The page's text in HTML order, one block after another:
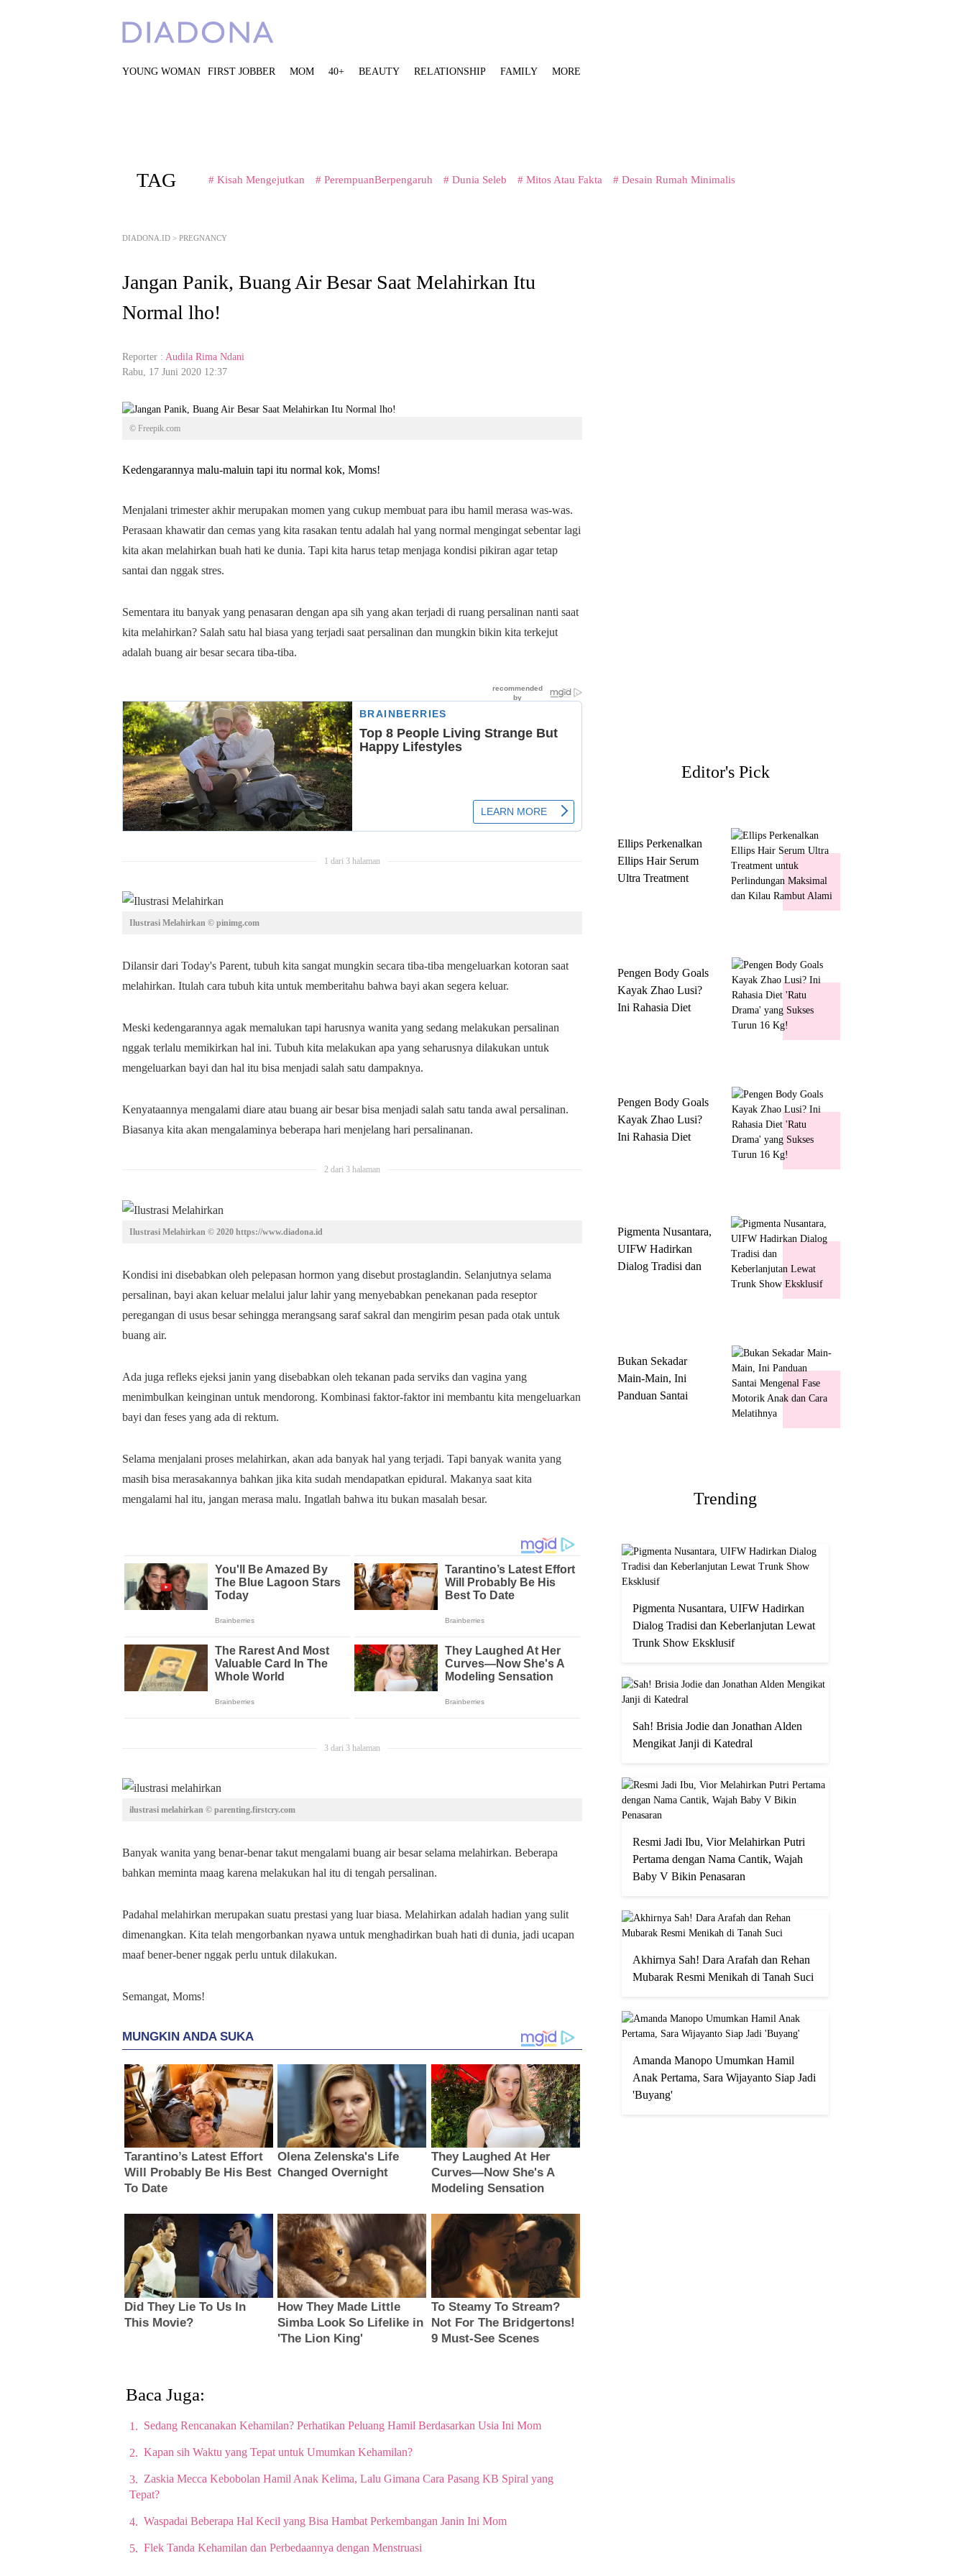
YOUNG WOMAN FIRST JOBBER MOM 40+ BEAUTY RELATIONSHIP FAMILY MORE
TAG # Kisah Mengejutkan # PerempuanBerpengaruh # Dunia Seleb # Mitos Atau Fakta # Desain Rumah Minimalis
DIADONA.ID > PREGNANCY
Jangan Panik, Buang Air Besar Saat Melahirkan Itu
Normal lho!
Reporter : Audila Rima Ndani
Rabu, 17 Juni 2020 12:37
© Freepik.com
Kedengarannya malu-maluin tapi itu normal kok, Moms!
Menjalani trimester akhir merupakan momen yang cukup membuat para ibu hamil merasa was-was.
Perasaan khawatir dan cemas yang kita rasakan tentu adalah hal yang normal mengingat sebentar lagi
kita akan melahirkan buah hati ke dunia. Tapi kita harus tetap menjaga kondisi pikiran agar tetap
santai dan nggak stres.
Sementara itu banyak yang penasaran dengan apa sih yang akan terjadi di ruang persalinan nanti saat
kita melahirkan? Salah satu hal biasa yang terjadi saat persalinan dan mungkin bikin kita terkejut
adalah buang air besar secara tiba-tiba.
1 dari 3 halaman
Ilustrasi Melahirkan © pinimg.com
Dilansir dari Today's Parent, tubuh kita sangat mungkin secara tiba-tiba mengeluarkan kotoran saat
melahirkan. Itulah cara tubuh kita untuk memberitahu bahwa bayi akan segera keluar.
Meski kedengarannya agak memalukan tapi harusnya wanita yang sedang melakukan persalinan
nggak terlalu memikirkan hal ini. Tubuh kita melakukan apa yang seharusnya dilakukan untuk
mengeluarkan bayi dan hal itu bisa menjadi salah satu dampaknya.
Kenyataannya mengalami diare atau buang air besar bisa menjadi salah satu tanda awal persalinan.
Biasanya kita akan mengalaminya beberapa hari menjelang hari persalinanan.
2 dari 3 halaman
Ilustrasi Melahirkan © 2020 https://www.diadona.id
Kondisi ini disebabkan oleh pelepasan hormon yang disebut prostaglandin. Selanjutnya selama
persalinan, bayi akan keluar melalui jalur lahir yang menyebabkan penekanan pada reseptor
peregangan di usus besar sehingga merangsang saraf sakral dan mengirim pesan pada otak untuk
buang air.
Ada juga refleks ejeksi janin yang disebabkan oleh tekanan pada serviks dan vagina yang
menimbulkan keinginan untuk mendorong. Kombinasi faktor-faktor ini membantu kita mengeluarkan
bayi dan feses yang ada di rektum.
Selama menjalani proses melahirkan, akan ada banyak hal yang terjadi. Tapi banyak wanita yang
masih bisa merasakannya bahkan jika kita sudah mendapatkan epidural. Makanya saat kita
mengalami hal itu, jangan merasa malu. Ingatlah bahwa itu bukan masalah besar.
3 dari 3 halaman
ilustrasi melahirkan © parenting.firstcry.com
Banyak wanita yang benar-benar takut mengalami buang air besar selama melahirkan. Beberapa
bahkan meminta maag karena melakukan hal itu di tengah persalinan.
Padahal melahirkan merupakan suatu prestasi yang luar biasa. Melahirkan adalah hadian yang sulit
dimenangkan. Kita telah mengorbankan nyawa untuk menghadirkan buah hati di dunia, jadi ucapan
maaf bener-bener nggak perlu untuk dilakukan.
Semangat, Moms!
Baca Juga:
Sedang Rencanakan Kehamilan? Perhatikan Peluang Hamil Berdasarkan Usia Ini Mom
Kapan sih Waktu yang Tepat untuk Umumkan Kehamilan?
Zaskia Mecca Kebobolan Hamil Anak Kelima, Lalu Gimana Cara Pasang KB Spiral yang
Tepat?
Waspadai Beberapa Hal Kecil yang Bisa Hambat Perkembangan Janin Ini Mom
Flek Tanda Kehamilan dan Perbedaannya dengan Menstruasi
Editor's Pick
Ellips Perkenalkan
Ellips Hair Serum
Ultra Treatment
Pengen Body Goals
Kayak Zhao Lusi?
Ini Rahasia Diet
Pengen Body Goals
Kayak Zhao Lusi?
Ini Rahasia Diet
Pigmenta Nusantara,
UIFW Hadirkan
Dialog Tradisi dan
Bukan Sekadar
Main-Main, Ini
Panduan Santai
Trending
Pigmenta Nusantara, UIFW Hadirkan
Dialog Tradisi dan Keberlanjutan Lewat
Trunk Show Eksklusif
Sah! Brisia Jodie dan Jonathan Alden
Mengikat Janji di Katedral
Resmi Jadi Ibu, Vior Melahirkan Putri
Pertama dengan Nama Cantik, Wajah
Baby V Bikin Penasaran
Akhirnya Sah! Dara Arafah dan Rehan
Mubarak Resmi Menikah di Tanah Suci
Amanda Manopo Umumkan Hamil
Anak Pertama, Sara Wijayanto Siap Jadi
'Buyang'